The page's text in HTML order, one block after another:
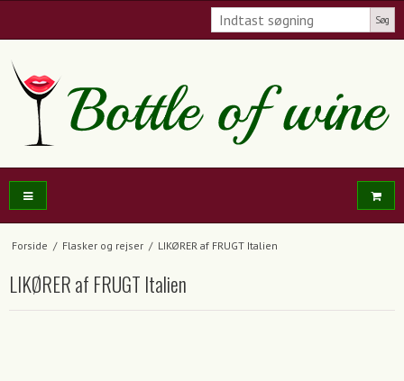
Søg
Forside / Flasker og rejser / LIKØRER af FRUGT Italien
LIKØRER af FRUGT Italien